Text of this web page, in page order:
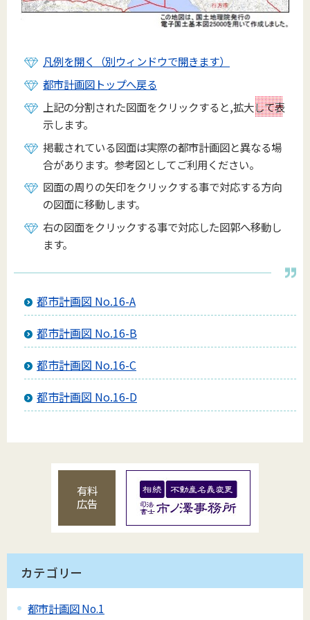
凡例を開く（別ウィンドウで開きます）
都市計画図トップへ戻る
上記の分割された図面をクリックすると,拡大して表
示します。
掲載されている図面は実際の都市計画図と異なる場
合があります。参考図としてご利用ください。
図面の周りの矢印をクリックする事で対応する方向
の図面に移動します。
右の図面をクリックする事で対応した図郭へ移動し
ます。
都市計画図 No.16-A
都市計画図 No.16-B
都市計画図 No.16-C
都市計画図 No.16-D
有料
広告
カテゴリー
都市計画図 No.1